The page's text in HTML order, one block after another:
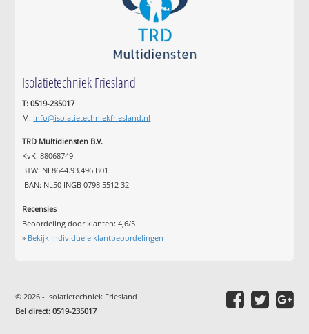
Isolatietechniek Friesland
T: 0519-235017
M: info@isolatietechniekfriesland.nl
TRD Multidiensten B.V.
KvK: 88068749
BTW: NL8644.93.496.B01
IBAN: NL50 INGB 0798 5512 32
Recensies
Beoordeling door klanten:4,6/5
» Bekijk individuele klantbeoordelingen
© 2026 - Isolatietechniek Friesland
Bel direct: 0519-235017